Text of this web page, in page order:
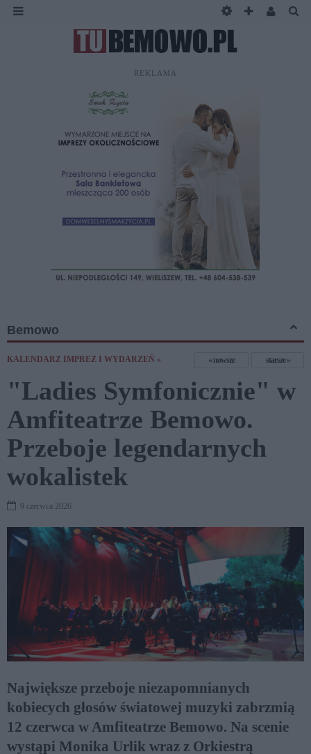
REKLAMA
Bemowo
KALENDARZ IMPREZ I WYDARZEŃ » nowsze starsze
"Ladies Symfonicznie" w
Amfiteatrze Bemowo.
Przeboje legendarnych
wokalistek
9 czerwca 2026
Największe przeboje niezapomnianych
kobiecych głosów światowej muzyki zabrzmią
12 czerwca w Amfiteatrze Bemowo. Na scenie
wystąpi Monika Urlik wraz z Orkiestrą